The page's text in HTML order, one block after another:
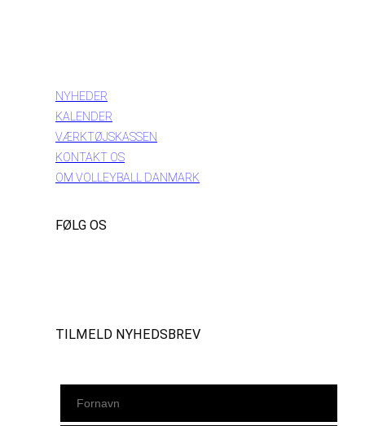
NYHEDER
KALENDER
VÆRKTØJSKASSEN
KONTAKT OS
OM VOLLEYBALL DANMARK
FØLG OS
TILMELD NYHEDSBREV